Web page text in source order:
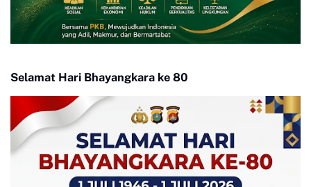
Selamat Hari Bhayangkara ke 80